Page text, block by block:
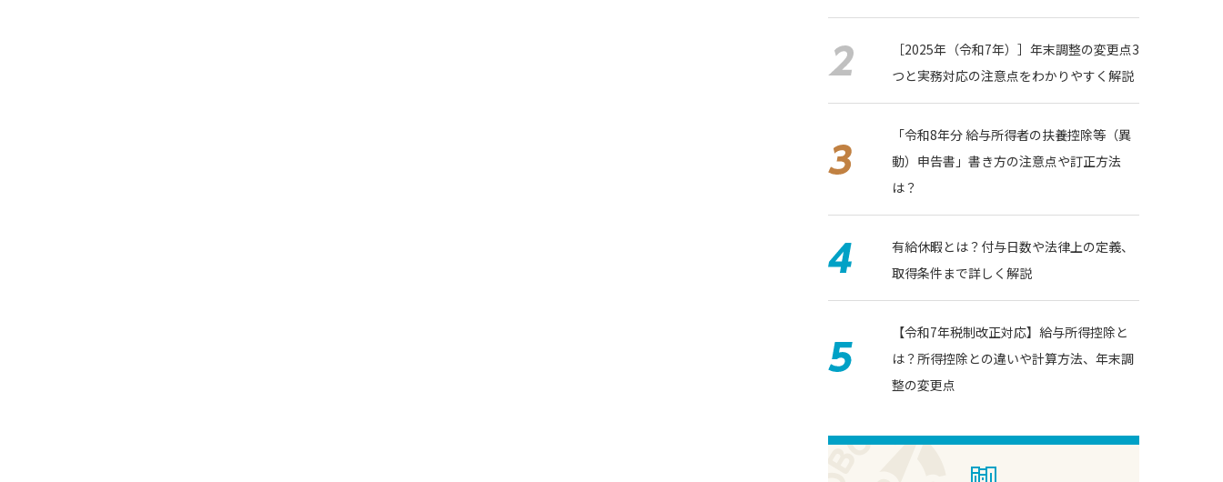
［2025年（令和7年）］年末調整の変更点3
つと実務対応の注意点をわかりやすく解説
「令和8年分 給与所得者の扶養控除等（異
動）申告書」書き⽅の注意点や訂正方法
は？
有給休暇とは？付与日数や法律上の定義、
取得条件まで詳しく解説
【令和7年税制改正対応】給与所得控除と
は？所得控除との違いや計算方法、年末調
整の変更点